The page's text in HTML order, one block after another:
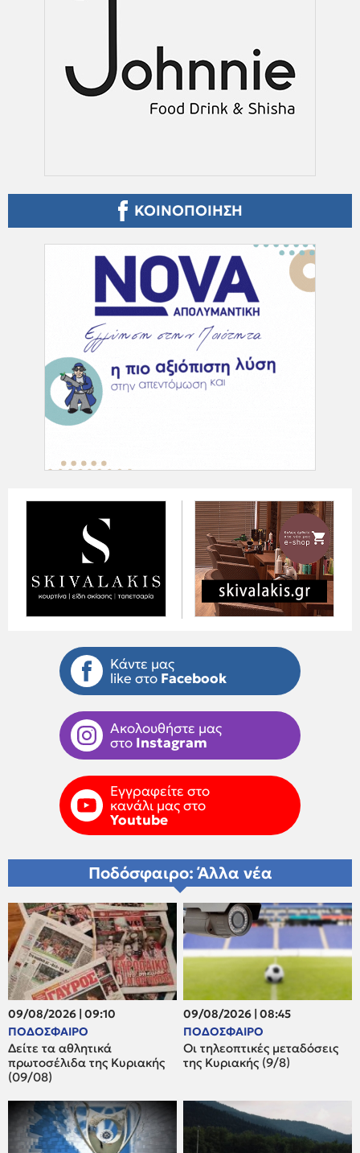
ΚΟΙΝΟΠΟΙΗΣΗ
Κάντε μας
like στο Facebook
Ακολουθήστε μας
στο Instagram
Εγγραφείτε στο
κανάλι μας στο
Youtube
Ποδόσφαιρο: Άλλα νέα
09/08/2026 | 09:10
ΠΟΔΟΣΦΑΙΡΟ
Δείτε τα αθλητικά
πρωτοσέλιδα της Κυριακής
(09/08)
09/08/2026 | 08:45
ΠΟΔΟΣΦΑΙΡΟ
Οι τηλεοπτικές μεταδόσεις
της Κυριακής (9/8)